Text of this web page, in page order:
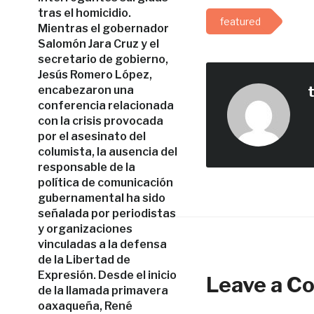
tras el homicidio.
Mientras el gobernador
Salomón Jara Cruz y el
secretario de gobierno,
Jesús Romero López,
encabezaron una
conferencia relacionada
con la crisis provocada
por el asesinato del
columista, la ausencia del
responsable de la
política de comunicación
gubernamental ha sido
señalada por periodistas
y organizaciones
vinculadas a la defensa
de la Libertad de
Expresión. Desde el inicio
de la llamada primavera
oaxaqueña, René
featured
Leave a